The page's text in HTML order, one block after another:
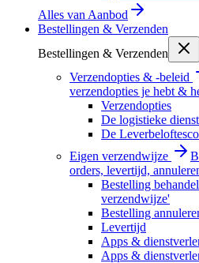
Alles van Aanbod
Bestellingen & Verzenden
Bestellingen & Verzenden
Verzendopties & -beleid
verzendopties je hebt &
Verzendopties
De logistieke
De
Eigen verzendwijze
orders, levertijd,
Bestelling
verzendwijze'
Bestelling
Levertijd
Apps &
Apps &